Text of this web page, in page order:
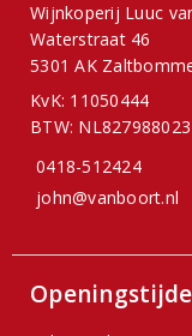
Wijnkoperij Luuc
Waterstraat 46
5301 AK
KvK: 11050444
BTW:
0418-512424
john@vanboort.nl